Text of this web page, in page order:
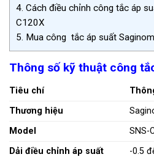
4. Cách điều chỉnh công tắc áp
C120X
5. Mua công tắc áp suất
Thông số kỹ thuật công
Tiêu chí
Thương hiệu
Model
SNS-
Dải điều chỉnh áp suất
-0.5